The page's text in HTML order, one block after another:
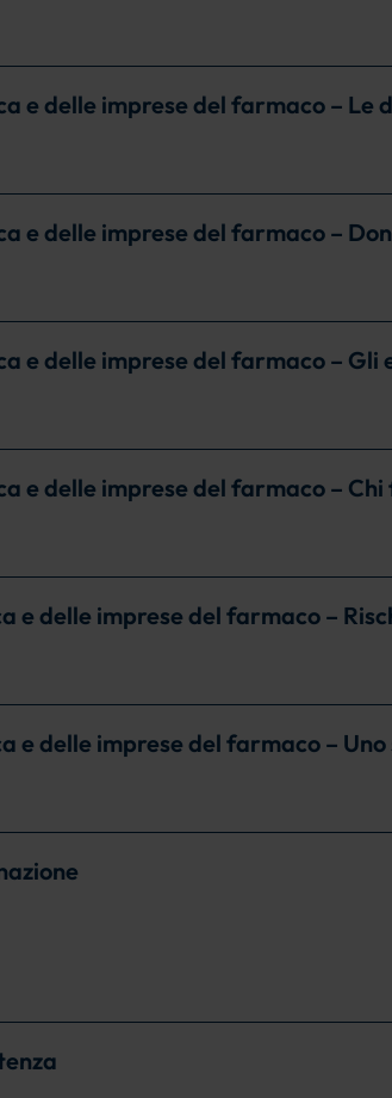
e delle imprese del farmaco – Le
e delle imprese del farmaco –
e delle imprese del farmaco – Gli
e delle imprese del farmaco –
e delle imprese del farmaco –
e delle imprese del farmaco – Uno